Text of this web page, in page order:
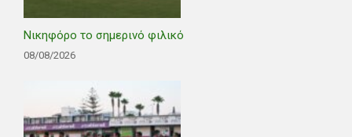
Νικηφόρο το σημερινό φιλικό
08/08/2026